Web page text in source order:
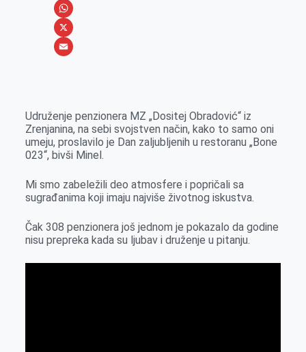
e
b
o
s
s
e
r
i
n
k
n
V
i
b
W
h
A
p
p
X
i
l
Udruženje penzionera MZ „Dositej Obradović“ iz
Zrenjanina, na sebi svojstven način, kako to samo oni
umeju, proslavilo je Dan zaljubljenih u restoranu „Bone
023“, bivši Minel.
Mi smo zabeležili deo atmosfere i popričali sa
sugrađanima koji imaju najviše životnog iskustva.
Čak 308 penzionera još jednom je pokazalo da godine
nisu prepreka kada su ljubav i druženje u pitanju.